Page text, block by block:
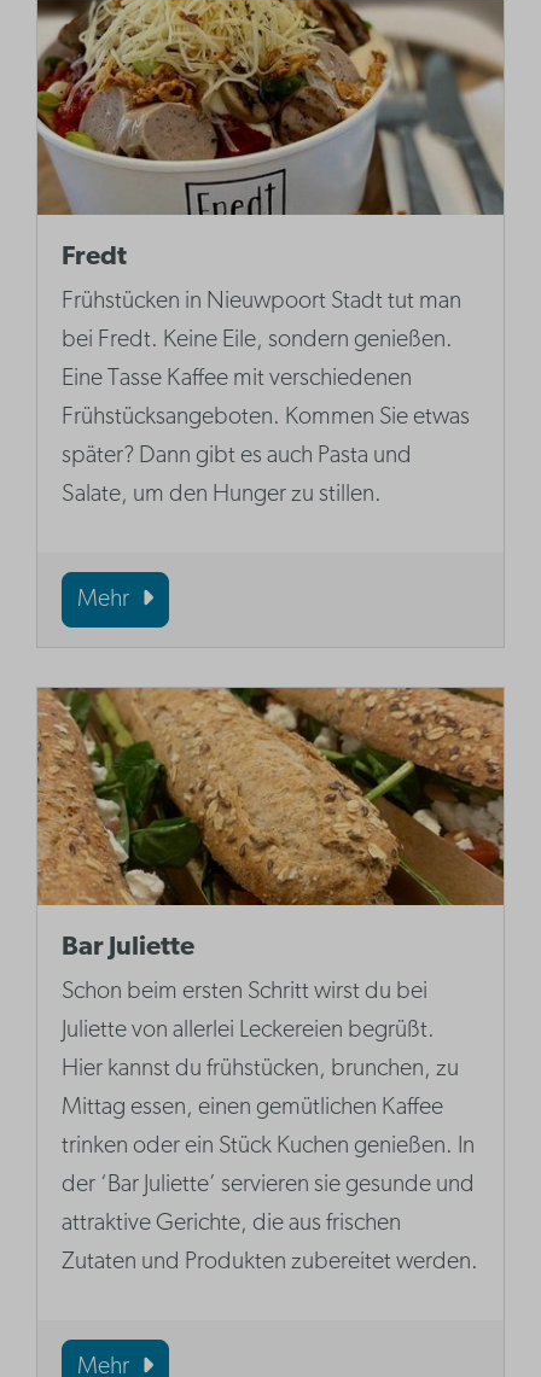
Fredt
Frühstücken in Nieuwpoort Stadt tut man
bei Fredt. Keine Eile, sondern genießen.
Eine Tasse Kaffee mit verschiedenen
Frühstücksangeboten. Kommen Sie etwas
später? Dann gibt es auch Pasta und
Salate, um den Hunger zu stillen.
Mehr
Bar Juliette
Schon beim ersten Schritt wirst du bei
Juliette von allerlei Leckereien begrüßt.
Hier kannst du frühstücken, brunchen, zu
Mittag essen, einen gemütlichen Kaffee
trinken oder ein Stück Kuchen genießen. In
der ‘Bar Juliette’ servieren sie gesunde und
attraktive Gerichte, die aus frischen
Zutaten und Produkten zubereitet werden.
Mehr